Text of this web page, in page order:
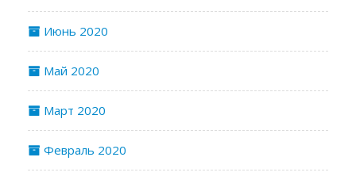
Июнь 2020
Май 2020
Март 2020
Февраль 2020